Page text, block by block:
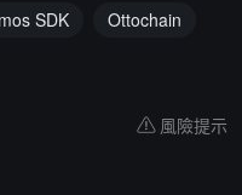
SDK
Ottochain
風險提示